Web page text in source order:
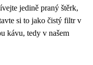
jedině praný štěrk,
si to jako čistý filtr v
kávu, tedy v našem